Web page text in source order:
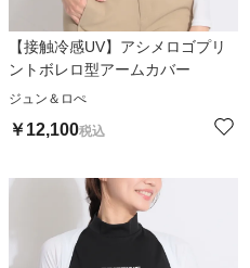
【接触冷感UV】アシメロゴプリ
ントボレロ型アームカバー
ジュン＆ロぺ
￥12,100税込